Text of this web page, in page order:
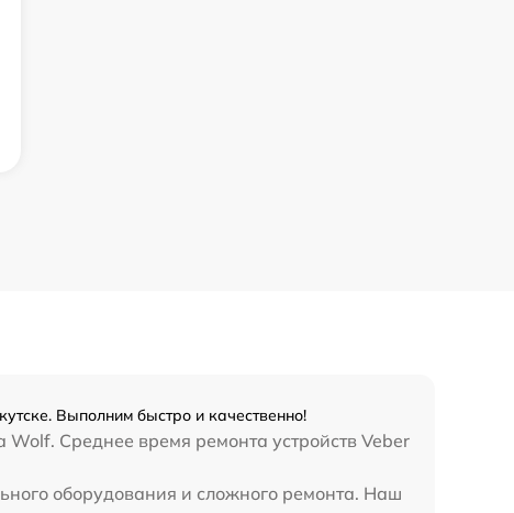
Выполним быстро и качественно!
Wolf. Среднее время ремонта устройств Veber
оборудования и сложного ремонта. Наш